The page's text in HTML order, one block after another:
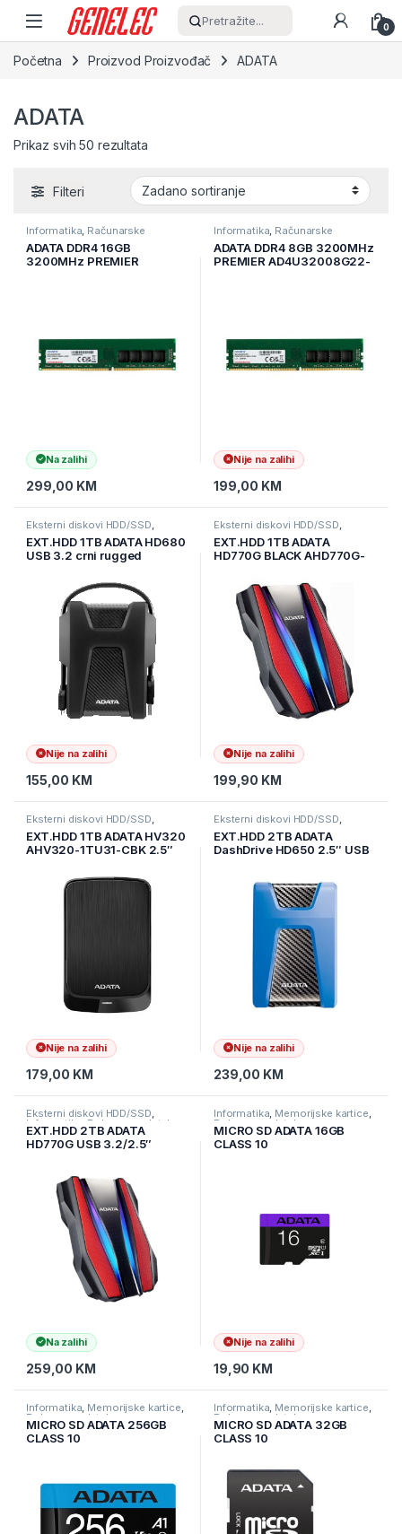
Skip to navigation
Skip to content
Pretražite... 0
Početna Proizvod Proizvođač ADATA
ADATA
Prikaz svih 50 rezultata
Filteri
Informatika, Računarske
Komponente
RAM
ADATA DDR4 16GB
3200MHz PREMIER
Na zalihi
299,00 KM
Informatika, Računarske
Komponente
RAM
ADATA DDR4 8GB 3200MHz
PREMIER AD4U32008G22-
Nije na zalihi
199,00 KM
Eksterni diskovi HDD/SSD,
EXT.HDD 1TB ADATA HD680
USB 3.2 crni rugged
Nije na zalihi
155,00 KM
Eksterni diskovi HDD/SSD,
EXT.HDD 1TB ADATA
HD770G BLACK AHD770G-
5400rpm
8MB/Crna/dustproof,
waterproof 2m=120
min/RGB stripes triple layer
protetction
Nije na zalihi
199,90 KM
Eksterni diskovi HDD/SSD,
EXT.HDD 1TB ADATA HV320
AHV320-1TU31-CBK 2.5″
Nije na zalihi
179,00 KM
Eksterni diskovi HDD/SSD,
EXT.HDD 2TB ADATA
DashDrive HD650 2.5″ USB
Nije na zalihi
239,00 KM
Eksterni diskovi HDD/SSD,
Informatika Pohrana podataka
EXT.HDD 2TB ADATA
HD770G USB 3.2/2.5″
AHD770G-2TU32G1-CRD
Na zalihi
259,00 KM
Informatika, Memorijske kartice,
Pohrana podataka
MICRO SD ADATA 16GB
CLASS 10
Nije na zalihi
19,90 KM
Informatika, Memorijske kartice,
Pohrana podataka
MICRO SD ADATA 256GB
CLASS 10
Informatika, Memorijske kartice,
Pohrana podataka
MICRO SD ADATA 32GB
CLASS 10